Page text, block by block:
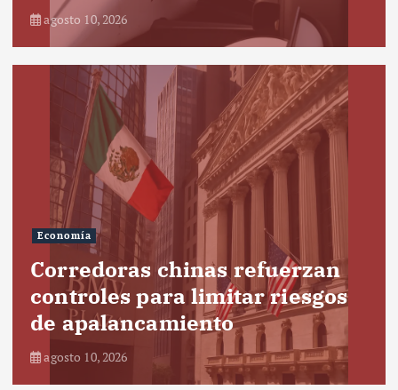
agosto 10, 2026
Economía
Corredoras chinas refuerzan
controles para limitar riesgos
de apalancamiento
agosto 10, 2026